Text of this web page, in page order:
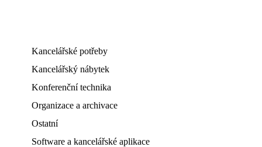
Kancelářské potřeby
Kancelářský nábytek
Konferenční technika
Organizace a archivace
Ostatní
Software a kancelářské aplikace